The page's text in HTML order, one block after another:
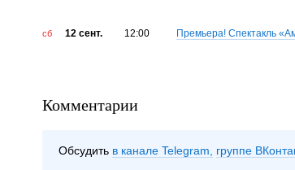
сб 12 сент. 12:00 Премьера! Спектакль
Комментарии
Обсудить в канале Telegram группе